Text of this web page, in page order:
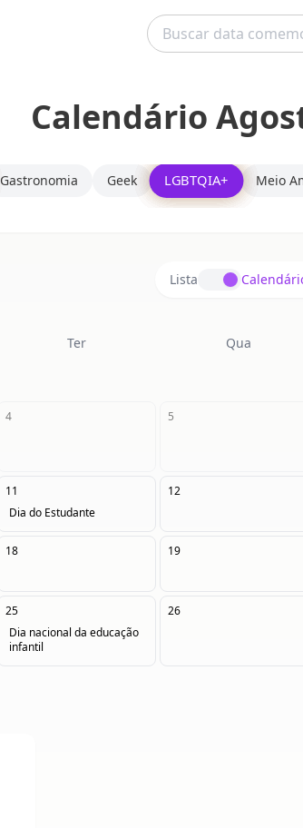
Calendário
Gastronomia Geek LGBTQIA+ Meio
Lista
Ter Qua
4 5
11
Dia do Estudante
12
18 19
25
Dia nacional da educação
infantil
26